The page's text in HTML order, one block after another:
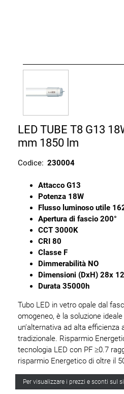
LED TUBE T8 G13
mm 1850 lm
Codice: 230004
Attacco G13
Potenza 18W
Flusso luminoso utile
Apertura di fascio 200°
CCT 3000K
CRI 80
Classe F
Dimmerabilità NO
Dimensioni (DxH) 28x
Durata 35000h
Tubo LED in vetro opale dal
omogeneo, è la soluzione
un’alternativa ad alta
tradizionale. Risparmio
tecnologia LED con PF ≥0.7
risparmio Energetico di oltre il
Per visualizzare i prezzi e sconti sul